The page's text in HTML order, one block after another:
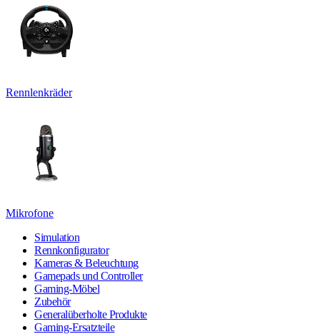
Rennlenkräder
Mikrofone
Simulation
Rennkonfigurator
Kameras & Beleuchtung
Gamepads und Controller
Gaming-Möbel
Zubehör
Generalüberholte Produkte
Gaming-Ersatzteile